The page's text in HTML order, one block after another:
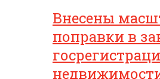
Внесены
поправки в